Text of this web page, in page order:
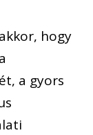
hogy
a gyors